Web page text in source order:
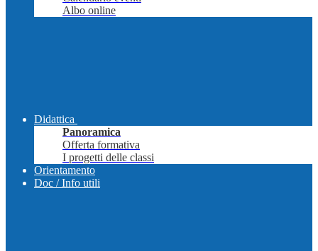
Albo online
Didattica
Panoramica
Offerta formativa
I progetti delle classi
Orientamento
Doc / Info utili